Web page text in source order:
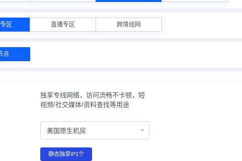
区 直播专区 跨境组网
点
独享专线网络，访问流畅不卡顿，短
视频/社交媒体/资料查找等用途
美国原生机房
静态独享IP1个